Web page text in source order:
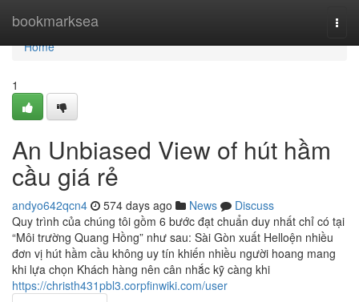
bookmarksea
Home
Home
1
An Unbiased View of hút hầm
cầu giá rẻ
andyo642qcn4 574 days ago News
Discuss
Quy trình của chúng tôi gồm 6 bước đạt chuẩn duy nhất chỉ có tại
“Môi trường Quang Hồng” như sau: Sài Gòn xuất Helloện nhiều
đơn vị hút hầm cầu không uy tín khiến nhiều người hoang mang
khi lựa chọn Khách hàng nên cân nhắc kỹ càng khi
https://christh431pbl3.corpfinwiki.com/user